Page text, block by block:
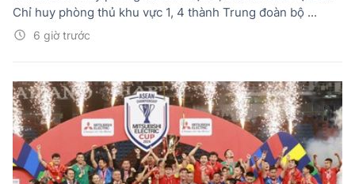
6 giờ trước
Chỉ huy phòng thủ khu vực 1, 4 thành Trung đoàn bộ ...